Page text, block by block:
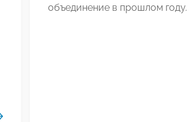
объединение в прошлом году.